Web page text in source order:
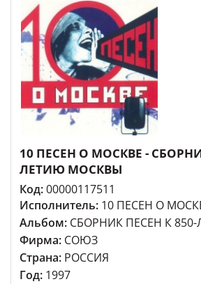
10 ПЕСЕН О МОСКВЕ -
ЛЕТИЮ МОСКВЫ
Код:00000117511
Исполнитель: 10 ПЕСЕН О
Альбом: СБОРНИК ПЕСЕН К
Фирма: СОЮЗ
Страна: РОССИЯ
Год: 1997